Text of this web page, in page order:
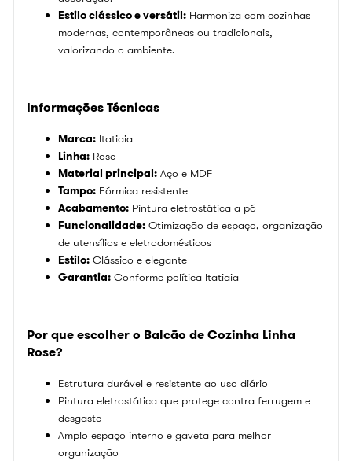
Estilo clássico e versátil: Harmoniza com cozinhas
modernas, contemporâneas ou tradicionais,
valorizando o ambiente.
Informações Técnicas
Marca: Itatiaia
Linha: Rose
Material principal: Aço e MDF
Tampo: Fórmica resistente
Acabamento: Pintura eletrostática a pó
Funcionalidade: Otimização de espaço, organização
de utensílios e eletrodomésticos
Estilo: Clássico e elegante
Garantia: Conforme política Itatiaia
Por que escolher o Balcão de Cozinha Linha
Rose?
Estrutura durável e resistente ao uso diário
Pintura eletrostática que protege contra ferrugem e
desgaste
Amplo espaço interno e gaveta para melhor
organização